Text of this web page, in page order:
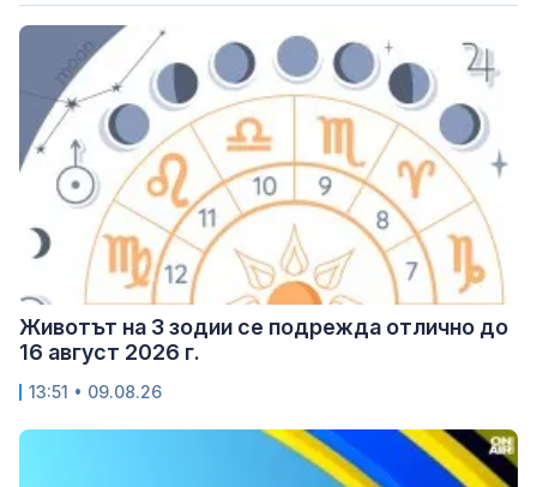
Животът на 3 зодии се подрежда отлично до
16 август 2026 г.
13:51 • 09.08.26